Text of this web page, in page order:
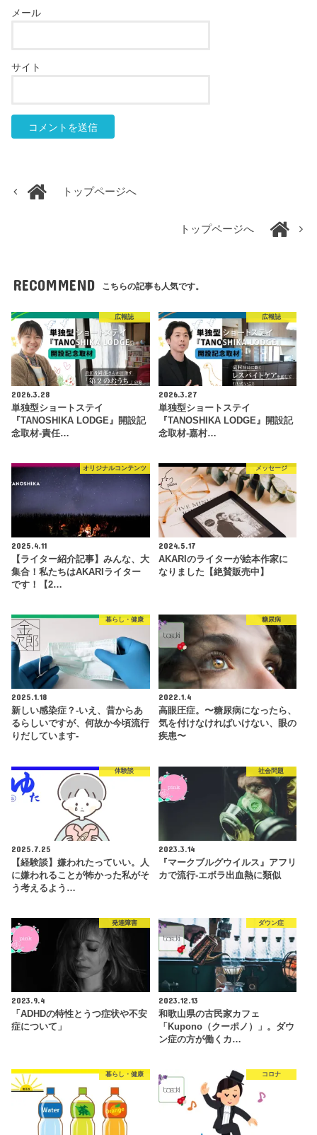
メール
サイト
トップページへ
トップページへ
RECOMMEND こちらの記事も人気です。
広報誌
2026.3.28
単独型ショートステイ
『TANOSHIKA LODGE』開設記
念取材-責任…
広報誌
2026.3.27
単独型ショートステイ
『TANOSHIKA LODGE』開設記
念取材-嘉村…
オリジナルコンテンツ
2025.4.11
【ライター紹介記事】みんな、大
集合！私たちはAKARIライター
です！【2…
メッセージ
2024.5.17
AKARIのライターが絵本作家に
なりました【絶賛販売中】
暮らし・健康
2025.1.18
新しい感染症？-いえ、昔からあ
るらしいですが、何故か今頃流行
りだしています-
糖尿病
2022.1.4
高眼圧症。〜糖尿病になったら、
気を付けなければいけない、眼の
疾患〜
体験談
2025.7.25
【経験談】嫌われたっていい。人
に嫌われることが怖かった私がそ
う考えるよう…
社会問題
2023.3.14
『マークブルグウイルス』アフリ
カで流行-エボラ出血熱に類似
発達障害
2023.9.4
「ADHDの特性とうつ症状や不安
症について」
ダウン症
2023.12.13
和歌山県の古民家カフェ
「Kupono（クーポノ）」。ダウ
ン症の方が働くカ…
暮らし・健康 コロナ